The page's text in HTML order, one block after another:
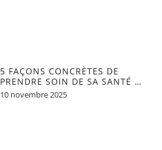
5 FAÇONS CONCRÈTES DE
PRENDRE SOIN DE SA SANTÉ …
10 novembre 2025